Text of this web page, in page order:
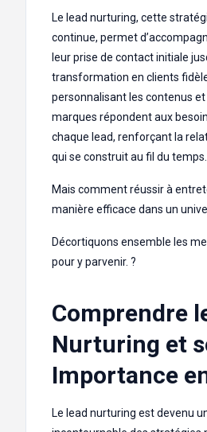
Le lead nurturing, cette
continue, permet
leur prise de contact initiale
transformation en clients
personnalisant les contenus
marques répondent aux
chaque lead, renforçant la
qui se construit au fil du temps.
Mais comment réussir à
manière efficace dans un
Décortiquons ensemble les
pour y parvenir. ?
Comprendre
Nurturing et
Importance
Le lead nurturing est devenu